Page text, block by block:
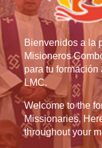
Bienvenidos a la
Misioneros
para tu
LMC.
Welcome to the
Missionaries.
throughout your